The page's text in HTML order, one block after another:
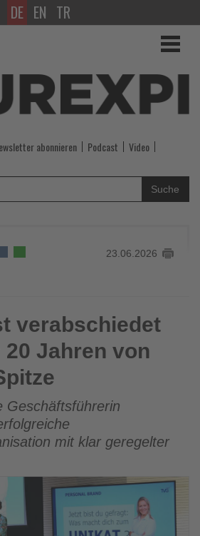
DE EN TR
abonnieren Podcast
Video
Suche
23.06.2026
nach 20 Jahren von der TVG-
verabschiedet
Jahren von
Geschäftsführerin
mit klar geregelter